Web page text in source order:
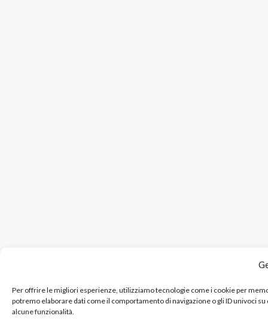
Per offrire le migliori esperienze, utilizziamo tecnologie come i cookie per
potremo elaborare dati come il comportamento di navigazione o gli ID univoci
alcune funzionalità.